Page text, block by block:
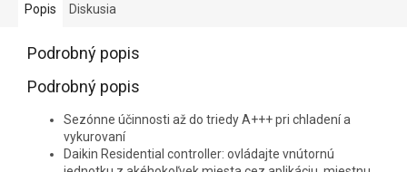
Popis Diskusia
Podrobný popis
Podrobný popis
Sezónne účinnosti až do triedy A+++ pri chladení a
vykurovaní
Daikin Residential controller: ovládajte vnútornú